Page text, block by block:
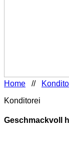
Home //
Konditorei
Geschmackvoll